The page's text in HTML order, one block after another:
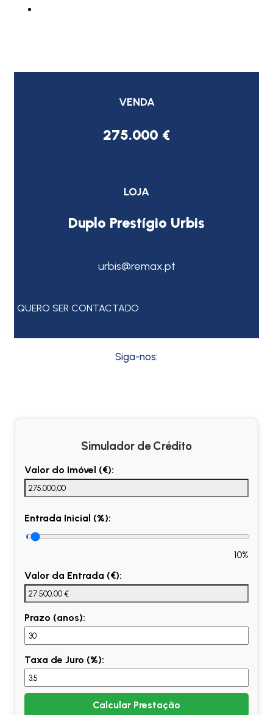
VENDA
275.000 €
LOJA
Duplo Prestígio Urbis
urbis@remax.pt
QUERO SER CONTACTADO
Siga-nos:
Simulador de Crédito
Valor do Imóvel (€):
Entrada Inicial (%):
10%
Valor da Entrada (€):
Prazo (anos):
Taxa de Juro (%):
Calcular Prestação